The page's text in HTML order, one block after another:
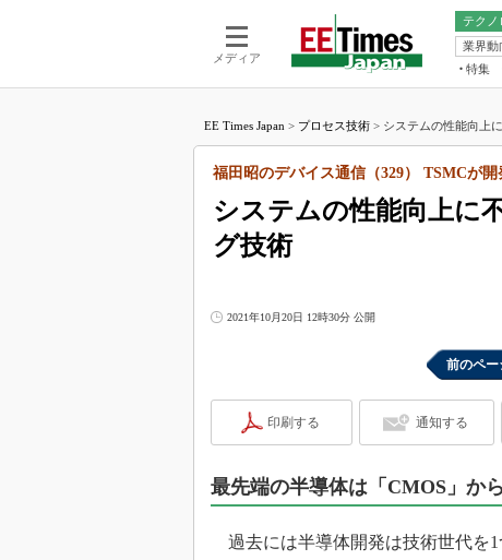
メディア
テクノ
電池／エネルギー
アナ
マイ
業界動
特集
福田昭の
湯之上隆
大山聡の業
大原雄介
踊るバズ
Buzzword
この10年
で起こるこ
光伝送技
“異端児エ
改革、執
電
EE Times Japan > プロセス技術 > システムの性能向上
システムの性能向上に
グ技術
福田昭のデバイス通信（329） TSMCが
2021年10月20日 12時30分 公開
前のペー
印刷する 通知する
最先端の半導体は「CMOS」か
過去には半導体開発は技術世代を